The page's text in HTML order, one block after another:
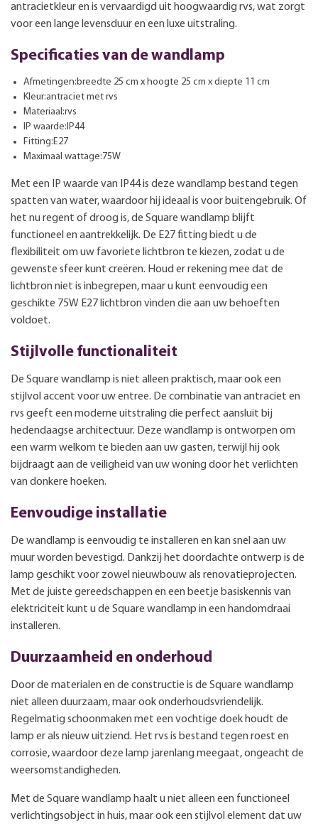
antracietkleur en is vervaardigd uit hoogwaardig rvs, wat zorgt
voor een lange levensduur en een luxe uitstraling.
Specificaties van de wandlamp
Afmetingen:breedte 25 cm x hoogte 25 cm x diepte 11 cm
Kleur:antraciet met rvs
Materiaal:rvs
IP waarde:IP44
Fitting:E27
Maximaal wattage:75W
Met een IP waarde van IP44 is deze wandlamp bestand tegen
spatten van water, waardoor hij ideaal is voor buitengebruik. Of
het nu regent of droog is, de Square wandlamp blijft
functioneel en aantrekkelijk. De E27 fitting biedt u de
flexibiliteit om uw favoriete lichtbron te kiezen, zodat u de
gewenste sfeer kunt creëren. Houd er rekening mee dat de
lichtbron niet is inbegrepen, maar u kunt eenvoudig een
geschikte 75W E27 lichtbron vinden die aan uw behoeften
voldoet.
Stijlvolle functionaliteit
De Square wandlamp is niet alleen praktisch, maar ook een
stijlvol accent voor uw entree. De combinatie van antraciet en
rvs geeft een moderne uitstraling die perfect aansluit bij
hedendaagse architectuur. Deze wandlamp is ontworpen om
een warm welkom te bieden aan uw gasten, terwijl hij ook
bijdraagt aan de veiligheid van uw woning door het verlichten
van donkere hoeken.
Eenvoudige installatie
De wandlamp is eenvoudig te installeren en kan snel aan uw
muur worden bevestigd. Dankzij het doordachte ontwerp is de
lamp geschikt voor zowel nieuwbouw als renovatieprojecten.
Met de juiste gereedschappen en een beetje basiskennis van
elektriciteit kunt u de Square wandlamp in een handomdraai
installeren.
Duurzaamheid en onderhoud
Door de materialen en de constructie is de Square wandlamp
niet alleen duurzaam, maar ook onderhoudsvriendelijk.
Regelmatig schoonmaken met een vochtige doek houdt de
lamp er als nieuw uitziend. Het rvs is bestand tegen roest en
corrosie, waardoor deze lamp jarenlang meegaat, ongeacht de
weersomstandigheden.
Met de Square wandlamp haalt u niet alleen een functioneel
verlichtingsobject in huis, maar ook een stijlvol element dat uw